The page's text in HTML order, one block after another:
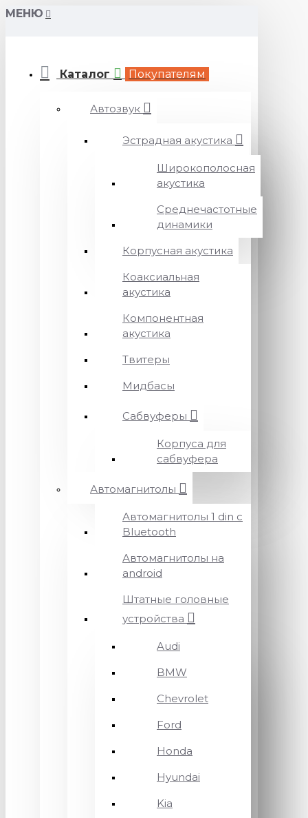
МЕНЮ
Каталог Покупателям
Автозвук
Эстрадная акустика
Широкополосная
акустика
Среднечастотные
динамики
Корпусная акустика
Коаксиальная
акустика
Компонентная
акустика
Твитеры
Мидбасы
Сабвуферы
Корпуса для
сабвуфера
Автомагнитолы
Автомагнитолы 1 din с
Bluetooth
Автомагнитолы на
android
Штатные головные
устройства
Audi
BMW
Chevrolet
Ford
Honda
Hyundai
Kia